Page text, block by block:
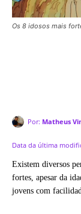
Os 8 idosos mais
Por: Matheus
Data da última
Existem diversos
fortes, apesar da
jovens com